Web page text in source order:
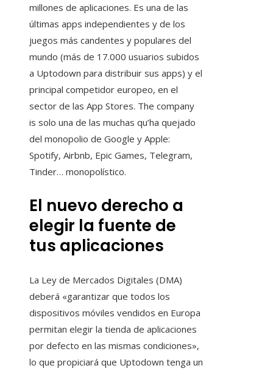
millones de aplicaciones. Es una de las
últimas apps independientes y de los
juegos más candentes y populares del
mundo (más de 17.000 usuarios subidos
a Uptodown para distribuir sus apps) y el
principal competidor europeo, en el
sector de las App Stores. The company
is solo una de las muchas qu’ha quejado
del monopolio de Google y Apple:
Spotify, Airbnb, Epic Games, Telegram,
Tinder… monopolístico.
El nuevo derecho a
elegir la fuente de
tus aplicaciones
La Ley de Mercados Digitales (DMA)
deberá «garantizar que todos los
dispositivos móviles vendidos en Europa
permitan elegir la tienda de aplicaciones
por defecto en las mismas condiciones»,
lo que propiciará que Uptodown tenga un